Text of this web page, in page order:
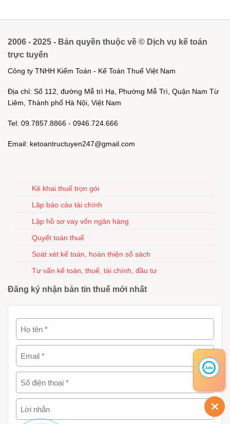
2006 - 2025 - Bản quyền thuộc về © Dịch vụ kế toán
trực tuyến
Công ty TNHH Kiểm Toán - Kế Toán Thuế Việt Nam
Địa chỉ: Số 112, đường Mễ trì Hạ, Phường Mễ Trì, Quận Nam Từ
Liêm, Thành phố Hà Nội, Việt Nam
Tel: 09.7857.8866 - 0946.724.666
Email: ketoantructuyen247@gmail.com
Kê khai thuế trọn gói
Lập báo cáo tài chính
Lập hồ sơ vay vốn ngân hàng
Quyết toán thuế
Soát xét kế toán, hoàn thiện sổ sách
Tư vấn kế toán, thuế, tài chính, đầu tư
Đăng ký nhận bản tin thuế mới nhất